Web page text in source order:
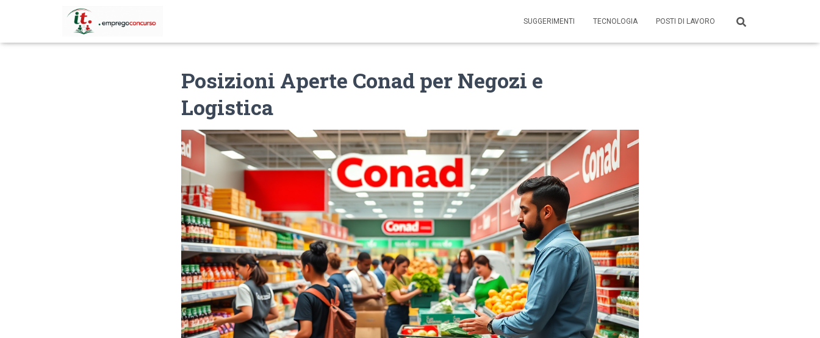
SUGGERIMENTI TECNOLOGIA POSTI DI LAVORO
Posizioni Aperte Conad per Negozi e
Logistica